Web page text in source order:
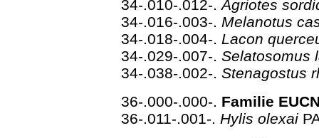
34-.010-.012-.Agriotes
34-.016-.003-. Melanotus
34-.018-.004-. Lacon
34-.029-.007-. Selatosomus
34-.038-.002-. Stenagostus
36-.000-.000-. Familie
36-.011-.001-. Hylis olexai